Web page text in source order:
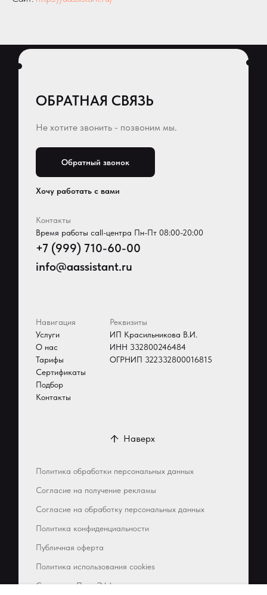
Обратный звонок
ОБРАТНАЯ СВЯЗЬ
Хочу работать с вами
Реквизиты
ИП Красильникова В.И.
ИНН 332800246484
ОГРНИП 322332800016815
Навигация
Услуги
О нас
Тарифы
Сертификаты
Подбор
Контакты
Контакты
Время работы call-центра Пн-Пт 08:00-20:00
+7 (999) 710-60-00
info@aassistant.ru
Не хотите звонить - позвоним мы.
Сделано в Пост-Эффект
Публичная оферта
Согласие на получение рекламы
Политика обработки персональных данных
Согласие на обработку персональных данных
Политика использования cookies
Политика конфиденциальности
Наверх